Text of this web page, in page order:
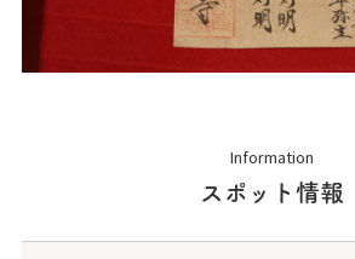
Information
スポット情報